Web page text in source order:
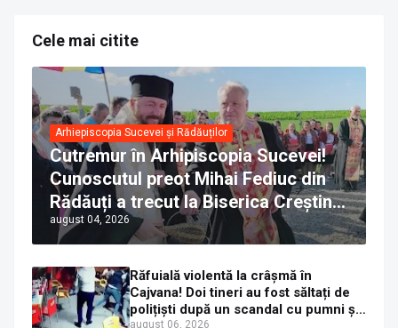
Cele mai citite
Arhiepiscopia Sucevei și Rădăuților
Cutremur în Arhipiscopia Sucevei!
Cunoscutul preot Mihai Fediuc din
Rădăuți a trecut la Biserica Creștină
Ortodoxă Valahă. ÎPS Calinic anunță
că îi pregătește judecata canonică
august 04, 2026
Răfuială violentă la crâșmă în
Cajvana! Doi tineri au fost săltați de
polițiști după un scandal cu pumni și
august 06, 2026